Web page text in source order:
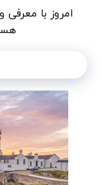
امروز با